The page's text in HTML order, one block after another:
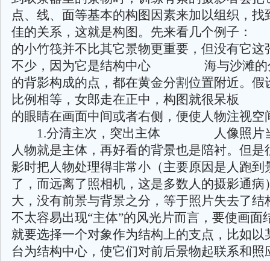
点、线、面等基本的构图因素来加以组织，找
佳的关系，这就是构图。先来看几个例
的小竹筏并不比其它景物更重要，但没有它这
不少，因为它是结构中心 海与沙滩的
的背影构成的点，都在黄金分割位置附近。假
比例相等，女郎走在正中，构图就很呆
的眼睛在画面中间或者右侧，便使人物注
1.分清主次，突出主体 人像照片当
人物就是主体，再好看的背景也是陪衬。但是
影时把人物处理得非常小（主要原因是人跑到
了，而远离了照相机，这是多数人的摄影通病
大，没有前景与背景之分，等于照片失去了结
不太容易出现“主体”的风光片而言，要使画面
就要选择一个对象作为结构上的支点，比如以
台为结构中心，使它们对前后景物起联系和照